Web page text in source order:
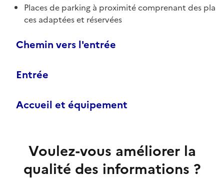
Places de parking à proximité comprenant des pla
ces adaptées et réservées
Chemin vers l'entrée
Entrée
Accueil et équipement
Voulez-vous améliorer la
qualité des informations ?